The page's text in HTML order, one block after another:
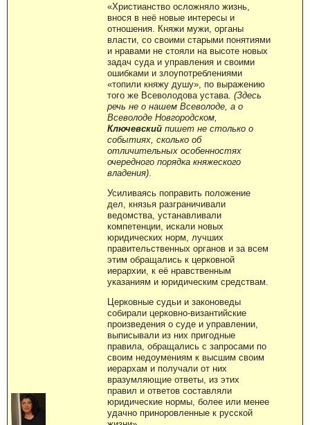
«Христианство осложняло жизнь,
внося в неё новые интересы и
отношения. Княжи мужи, органы
власти, со своими старыми понятиями
и нравами не стояли на высоте новых
задач суда и управления и своими
ошибками и злоупотреблениями
«топили княжу душу», по выражению
того же Всеволодова устава. (Здесь
речь не о нашем Всеволоде, а о
Всеволоде Новгородском,
Ключевский пишет не столько о
событиях, сколько об
отличительных особенностях
очередного порядка княжеского
владения)
Усиливаясь поправить положение
дел, князья разграничивали
ведомства, устанавливали
компетенции, искали новых
юридических норм, лучших
правительственных органов и за всем
этим обращались к церковной
иерархии, к её нравственным
указаниям и юридическим средствам.
Церковные судьи и законоведы
собирали церковно-византийские
произведения о суде и управлении,
выписывали из них пригодные
правила, обращались с запросами по
своим недоумениям к высшим своим
иерархам и получали от них
вразумляющие ответы, из этих
правил и ответов составляли
юридические нормы, более или менее
удачно приноровленные к русской